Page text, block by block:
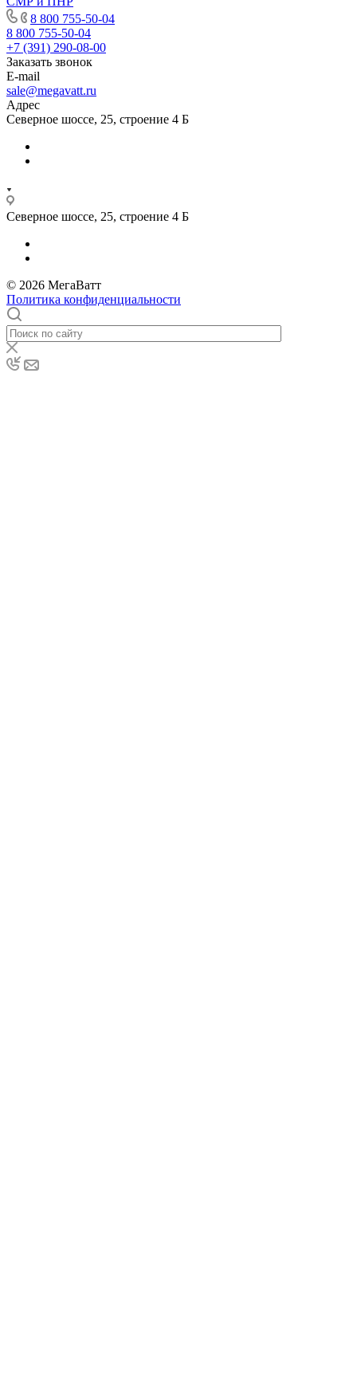
8 800 755-50-04
8 800 755-50-04
+7 (391) 290-08-00
Заказать звонок
E-mail
sale@megavatt.ru
Адрес
Северное шоссе, 25, строение 4 Б
Северное шоссе, 25, строение 4 Б
© 2026 МегаВатт
Политика конфиденциальности